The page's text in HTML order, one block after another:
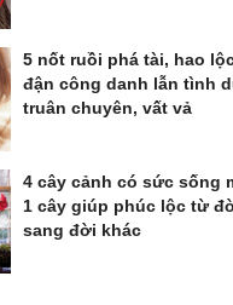
5 nốt ruồi phá tài, hao
đận công danh lẫn tình
truân chuyên, vất vả
4 cây cảnh có sức sống
1 cây giúp phúc lộc từ
sang đời khác